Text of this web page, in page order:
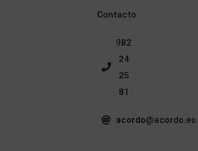
Contacto
982
24
25
81
acordo@acordo.es